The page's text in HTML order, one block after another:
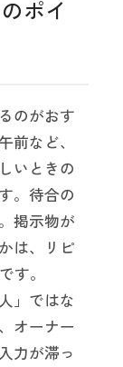
ポイ
のがおす
前など、
いときの
。待合の
掲示物が
は、リピ
す。
」ではな
オーナー
力が滞っ